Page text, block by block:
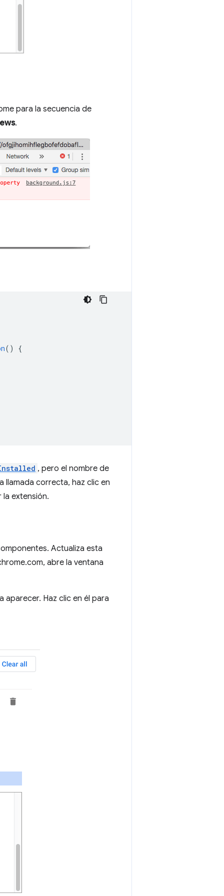
para la secuencia de
.
() {
, pero el nombre de
llamada correcta, haz clic en
la extensión.
Actualiza esta
abre la ventana
aparecer. Haz clic en él para